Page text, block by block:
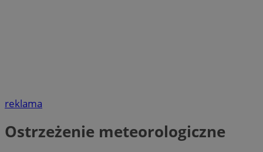
reklama
Ostrzeżenie meteorologiczne